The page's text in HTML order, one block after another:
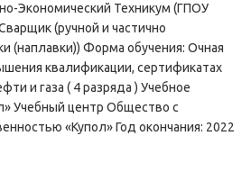
Экономический Техникум (ГПОУ
(ручной и частично
(наплавки)) Форма обучения: Очная
квалификации, сертификатах
и газа ( 4 разряда ) Учебное
Учебный центр Общество с
«Купол» Год окончания: 2022